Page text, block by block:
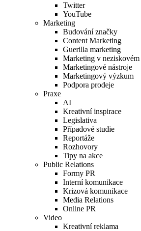
Twitter
YouTube
Marketing
Budování značky
Content Marketing
Guerilla marketing
Marketing v neziskovém
Marketingové nástroje
Marketingový výzkum
Podpora prodeje
Praxe
AI
Kreativní inspirace
Legislativa
Případové studie
Reportáže
Rozhovory
Tipy na akce
Public Relations
Formy PR
Interní komunikace
Krizová komunikace
Media Relations
Online PR
Video
Kreativní reklama